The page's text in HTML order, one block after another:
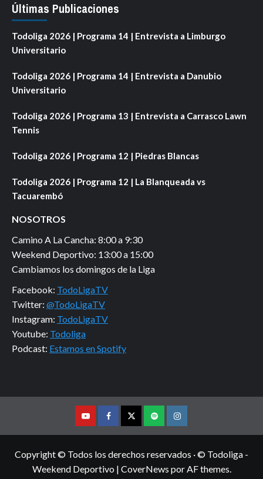
Últimas Publicaciones
Todoliga 2026 | Programa 14 | Entrevista a Limburgo
Universitario
Todoliga 2026 | Programa 14 | Entrevista a Danubio
Universitario
Todoliga 2026 | Programa 13 | Entrevista a Carrasco Lawn
Tennis
Todoliga 2026 | Programa 12 | Piedras Blancas
Todoliga 2026 | Programa 12 | La Blanqueada vs
Tacuarembó
NOSOTROS
Camino A La Cancha: 8:00 a 9:30
Weekend Deportivo: 13:00 a 15:00
Cambiamos los domingos de la Liga
Facebook: TodoLigaTV
Twitter: @TodoLigaTV
Instagram: TodoLigaTV
Youtube: Todoliga
Podcast: Estamos en Spotify
YoutubeFacebookTwitterPodcastInstagram
Copyright © Todos los derechos reservados · © Todoliga -
Weekend Deportivo | CoverNews por AF themes.